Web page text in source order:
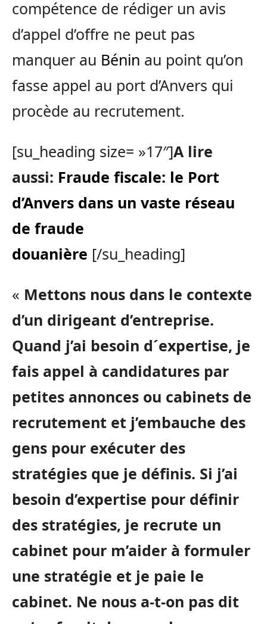
compétence de rédiger un avis
d’appel d’offre ne peut pas
manquer au Bénin au point qu’on
fasse appel au port d’Anvers qui
procède au recrutement.
[su_heading size= »17″]A lire
aussi: Fraude fiscale: le Port
d’Anvers dans un vaste réseau
de fraude
douanière [/su_heading]
« Mettons nous dans le contexte
d’un dirigeant d’entreprise.
Quand j’ai besoin d´expertise, je
fais appel à candidatures par
petites annonces ou cabinets de
recrutement et j’embauche des
gens pour exécuter des
stratégies que je définis. Si j’ai
besoin d’expertise pour définir
des stratégies, je recrute un
cabinet pour m’aider à formuler
une stratégie et je paie le
cabinet. Ne nous a-t-on pas dit